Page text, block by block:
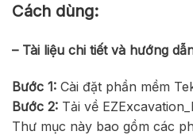
Cách dùng:
– Tài liệu chi tiết và hướng
Bước 1: Cài đặt phần mềm
Bước 2: Tải về
Thư mục này bao gồm các